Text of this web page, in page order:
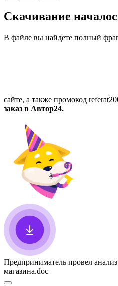
Скачивание
В файле вы найдете полный
сайте, а также промокод
заказ в Автор24.
Предприниматель провел
магазина.doc